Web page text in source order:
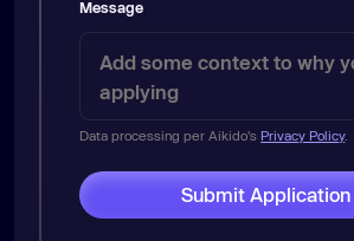
Message
Data processing per Aikido's Privacy Policy.